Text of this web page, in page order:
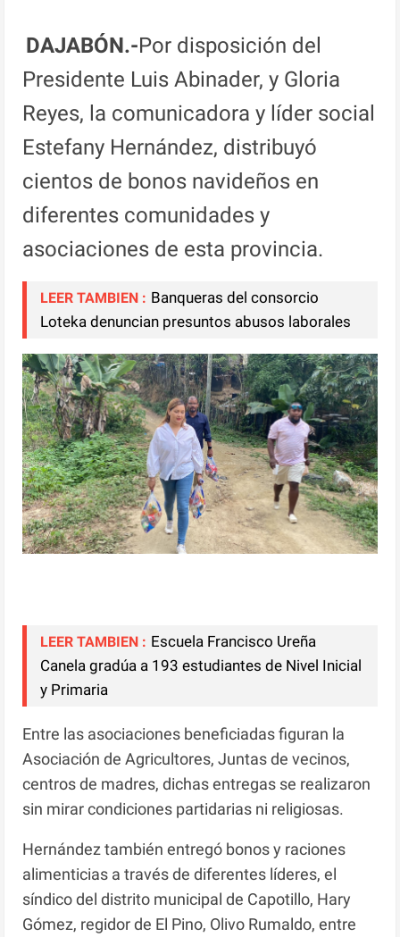
DAJABÓN.-Por disposición del
Presidente Luis Abinader, y Gloria
Reyes, la comunicadora y líder social
Estefany Hernández, distribuyó
cientos de bonos navideños en
diferentes comunidades y
asociaciones de esta provincia.
LEER TAMBIEN : Banqueras del consorcio
Loteka denuncian presuntos abusos laborales
LEER TAMBIEN : ‎Escuela Francisco Ureña
Canela gradúa a 193 estudiantes de Nivel Inicial
y Primaria ‎
Entre las asociaciones beneficiadas figuran la
Asociación de Agricultores, Juntas de vecinos,
centros de madres, dichas entregas se realizaron
sin mirar condiciones partidarias ni religiosas.
Hernández también entregó bonos y raciones
alimenticias a través de diferentes líderes, el
síndico del distrito municipal de Capotillo, Hary
Gómez, regidor de El Pino, Olivo Rumaldo, entre